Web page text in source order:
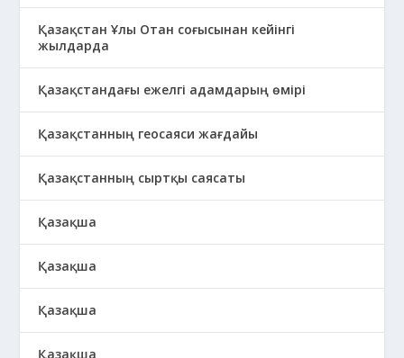
Қазақстан Ұлы Отан соғысынан кейінгі
жылдарда
Қазақстандағы ежелгі адамдарың өмірі
Қазақстанның геосаяси жағдайы
Қазақстанның сыртқы саясаты
Қазақша
Қазақша
Қазақша
Қазақша